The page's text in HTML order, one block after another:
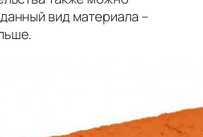
вид материала –